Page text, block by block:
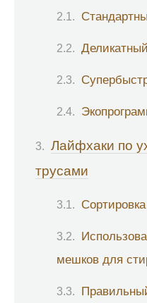
Лайфхаки по
трусами
мешков для